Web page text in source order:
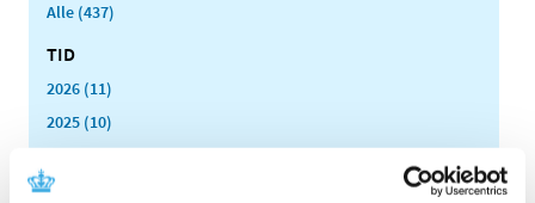
Alle (437)
TID
2026 (11)
2025 (10)
2024 (7)
2023 (8)